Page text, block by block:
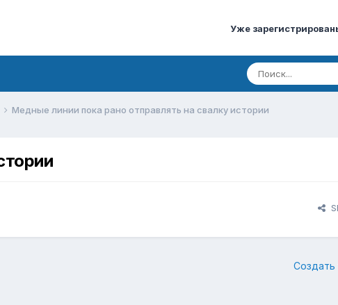
Уже
Медные линии пока рано отправлять на свалку истории
Создать